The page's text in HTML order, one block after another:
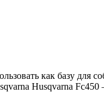
как базу для
Husqvarna